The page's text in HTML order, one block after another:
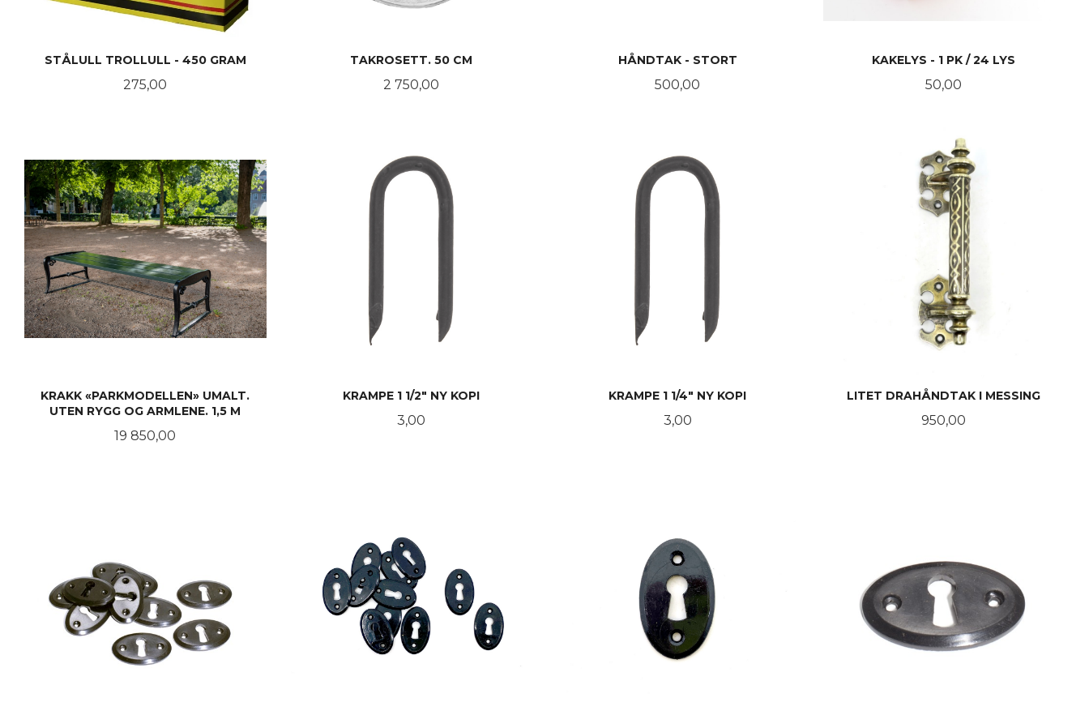
STÅLULL TROLLULL - 450 GRAM
Pris
275,00
TAKROSETT. 50 CM
Pris
2 750,00
HÅNDTAK - STORT
Pris
500,00
KAKELYS - 1 PK / 24 LYS
Pris
50,00
KRAKK «PARKMODELLEN» UMALT.
UTEN RYGG OG ARMLENE. 1,5 M
Pris
19 850,00
KRAMPE 1 1/2" NY KOPI
Pris
3,00
KRAMPE 1 1/4" NY KOPI
Pris
3,00
LITET DRAHÅNDTAK I MESSING
Pris
950,00